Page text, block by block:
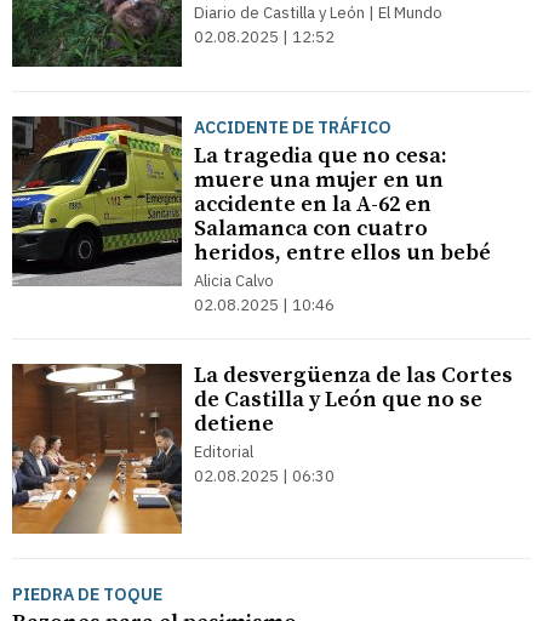
Diario de Castilla y León | El Mundo
02.08.2025 | 12:52
ACCIDENTE DE TRÁFICO
La tragedia que no cesa:
muere una mujer en un
accidente en la A-62 en
Salamanca con cuatro
heridos, entre ellos un bebé
Alicia Calvo
02.08.2025 | 10:46
La desvergüenza de las Cortes
de Castilla y León que no se
detiene
Editorial
02.08.2025 | 06:30
PIEDRA DE TOQUE